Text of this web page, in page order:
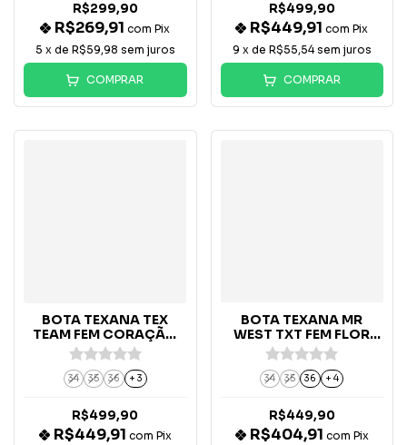
R$299,90
R$269,91com Pix
5 x de R$59,98 sem juros
COMPRAR
R$499,90
R$449,91com Pix
9 x de R$55,54 sem juros
COMPRAR
BOTA TEXANA TEX
TEAM FEM CORAÇÃO
CARAMELO/ROSA -
4801/02
34 35 36 + 3
R$499,90
R$449,91 com Pix
BOTA TEXANA MR
WEST TXT FEM FLOR
PK/AZBB - B-75
34 35 36 + 4
R$449,90
R$404,91 com Pix